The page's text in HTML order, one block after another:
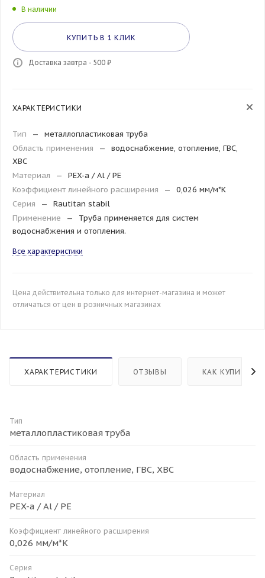
В наличии
КУПИТЬ В 1 КЛИК
Доставка завтра - 500 ₽
ХАРАКТЕРИСТИКИ
Тип —
металлопластиковая труба
Область применения
—
водоснабжение, отопление, ГВС,
ХВС
Материал
—
PEX-a / Al / PE
Коэффициент линейного расширения
—
0,026 мм/м*К
Серия
—
Rautitan stabil
Применение
—
Труба применяется для систем
водоснабжения и отопления.
Все характеристики
Цена действительна только для интернет-магазина и может
отличаться от цен в розничных магазинах
ХАРАКТЕРИСТИКИ ОТЗЫВЫ КАК КУПИТЬ
Тип
металлопластиковая труба
Область применения
водоснабжение, отопление, ГВС, ХВС
Материал
PEX-a / Al / PE
Коэффициент линейного расширения
0,026 мм/м*К
Серия